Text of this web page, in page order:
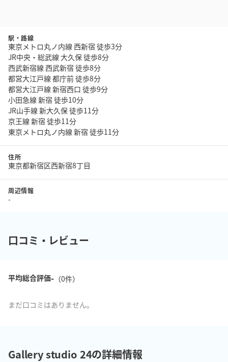
駅・路線
東京メトロ丸ノ内線 西新宿 徒歩3分
JR中央・総武線 大久保 徒歩8分
西武新宿線 西武新宿 徒歩8分
都営大江戸線 都庁前 徒歩8分
都営大江戸線 新宿西口 徒歩9分
小田急線 新宿 徒歩10分
JR山手線 新大久保 徒歩11分
京王線 新宿 徒歩11分
東京メトロ丸ノ内線 新宿 徒歩11分
住所
東京都新宿区西新宿8丁目
周辺情報
-
口コミ・レビュー
平均総合評価-（0件）
まだ口コミはありません。
Gallery studio 24の詳細情報